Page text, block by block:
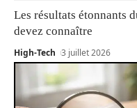
Les résultats étonnants
devez connaître
High-Tech 3 juillet 2026